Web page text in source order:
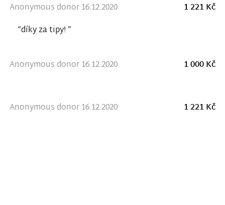
Anonymous donor 16.12.2020
1 221 Kč
“díky za tipy! ”
Anonymous donor 16.12.2020 1 000 Kč
Anonymous donor 16.12.2020 1 221 Kč